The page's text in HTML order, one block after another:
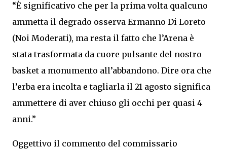
“È significativo che per la prima volta qualcuno
ammetta il degrado osserva Ermanno Di Loreto
(Noi Moderati), ma resta il fatto che l’Arena è
stata trasformata da cuore pulsante del nostro
basket a monumento all’abbandono. Dire ora che
l’erba era incolta e tagliarla il 21 agosto significa
ammettere di aver chiuso gli occhi per quasi 4
anni.”
Oggettivo il commento del commissario